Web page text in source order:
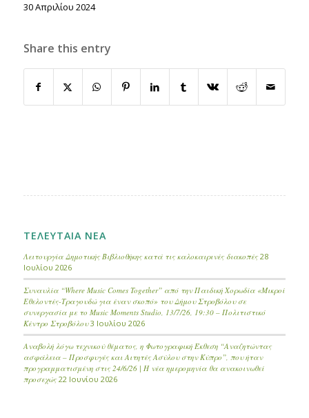
30 Απριλίου 2024
Share this entry
ΤΕΛΕΥΤΑΙΑ ΝΕΑ
Λειτουργία Δημοτικής Βιβλιοθήκης κατά τις καλοκαιρινές διακοπές 28
Ιουλίου 2026
Συναυλία “Where Music Comes Together” από την Παιδική Χορωδία «Μικροί
Εθελοντές-Τραγουδώ για έναν σκοπό» του Δήμου Στροβόλου σε
συνεργασία με το Music Moments Studio, 13/7/26, 19:30 – Πολιτιστικό
Κέντρο Στροβόλου 3 Ιουλίου 2026
Αναβολή λόγω τεχνικού θέματος, η Φωτογραφική Έκθεση “Αναζητώντας
ασφάλεια – Προσφυγές και Αιτητές Ασύλου στην Κύπρο”, που ήταν
προγραμματισμένη στις 24/6/26 | Η νέα ημερομηνία θα ανακοινωθεί
προσεχώς 22 Ιουνίου 2026